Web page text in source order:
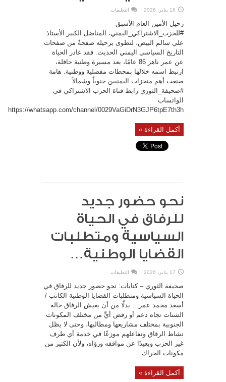
18 يناير، 2026 التعليقات
الأسبق
للحزب
الاشتراكي
اليمني….
مغلقة
رحيل الأمين العام الأسبق
#للحزب_الاشتراكي_اليمني، المناضل الكبير الأستاذ
علي سالم البيض، لتطوى برحيله صفحةٌ من صفحات
التاريخ السياسي اليمني الحديث. فقد غادر الحياة
عن عمر ناهز 86 عامًا، بعد مسيرة وطنية حافلة،
ارتبط اسمه خلالها بمحطات مفصلية ووطنية. هامة
صنعت أهم منجزات اليمنيين جنوباً وشمالاً.
#صحيفة_الثوري رابط قناة الحزب الاشتراكي في
الواتساب
https://whatsapp.com/channel/0029VaGiDrN3GJP6tpE7th3h
أكمل القراءة »
نحو حضور جديد
للرفاق في الحياة
السياسية ومتطلبات
القضايا الوطنية…
17 يناير، 2026 التعليقات
جديد
للرفاق
في
الحياة
السياسية
ومتطلبات
القضايا
الوطنية…
مغلقة
صحيفة الثوري – كتابات: نحو حضور جديد للرفاق في
الحياة السياسية ومتطلبات القضايا الوطنية الكاتب /
أسعد محمد عمر… بدلًا من أن يعيش الرفاق حالة
الشتات تجاه دعم أو رفض أيٍّ من مختلف المكونات
الجنوبية بمختلف مشاريعها ومطالبها، وحتى لا يظل
نشاط الرفاق وتفاعلهم موزعًا في خدمة أي طرف
غير الحزب وبعيدًا عن مواقفه ورؤاه، ولأن الكثير من
مكونات الحراك ...
أكمل القراءة »